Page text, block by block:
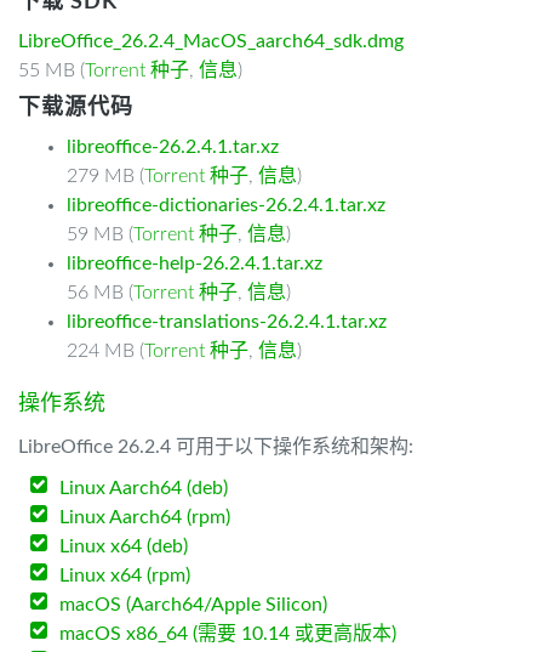
LibreOffice_26.2.4_MacOS_aarch64_sdk.dmg
55 MB (Torrent 种子, 信息)
下载源代码
libreoffice-26.2.4.1.tar.xz
279 MB (Torrent 种子, 信息)
libreoffice-dictionaries-26.2.4.1.tar.xz
59 MB (Torrent 种子, 信息)
libreoffice-help-26.2.4.1.tar.xz
56 MB (Torrent 种子, 信息)
libreoffice-translations-26.2.4.1.tar.xz
224 MB (Torrent 种子, 信息)
操作系统
LibreOffice 26.2.4 可用于以下操作系统和架构:
Linux Aarch64 (deb)
Linux Aarch64 (rpm)
Linux x64 (deb)
Linux x64 (rpm)
macOS (Aarch64/Apple Silicon)
macOS x86_64 (需要 10.14 或更高版本)